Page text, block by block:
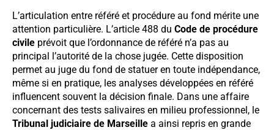
L’articulation entre référé et procédure au fond mérite une
attention particulière. L’article 488 du Code de procédure
civile prévoit que l’ordonnance de référé n’a pas au
principal l’autorité de la chose jugée. Cette disposition
permet au juge du fond de statuer en toute indépendance,
même si en pratique, les analyses développées en référé
influencent souvent la décision finale. Dans une affaire
concernant des tests salivaires en milieu professionnel, le
Tribunal judiciaire de Marseille a ainsi repris en grande